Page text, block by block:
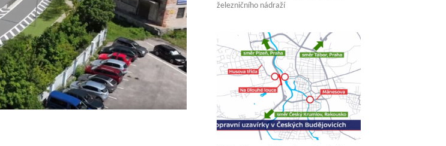
železničního nádraží